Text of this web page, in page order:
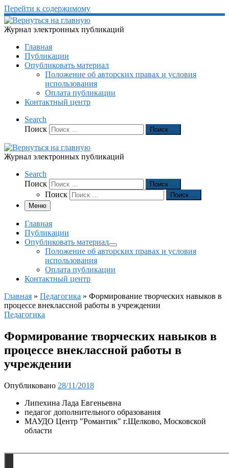
Перейти к содержимому
Журнал электронных публикаций
Главная
Публикации
Опубликовать материал
Положение об авторских правах и условия
использования
Оплата публикации
Контактный центр
Search
Поиск
Поиск …
Журнал электронных публикаций
Search
Поиск
Поиск …
Поиск
Поиск …
Меню
Главная
Публикации
Опубликовать материал
Положение об авторских правах и условия
использования
Оплата публикации
Контактный центр
Главная » Педагогика » Формирование творческих навыков в
процессе внеклассной работы в учреждении
Педагогика
Формирование творческих навыков в
процессе внеклассной работы в
учреждении
Опубликовано 28/11/2018
Липехина Лада Евгеньевна
педагог дополнительного образования
МАУДО Центр "Романтик" г.Щелково, Московской
области